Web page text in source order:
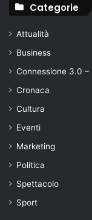
Categorie
Attualità
Business
Connessione 3.0
Cronaca
Cultura
Eventi
Marketing
Politica
Spettacolo
Sport